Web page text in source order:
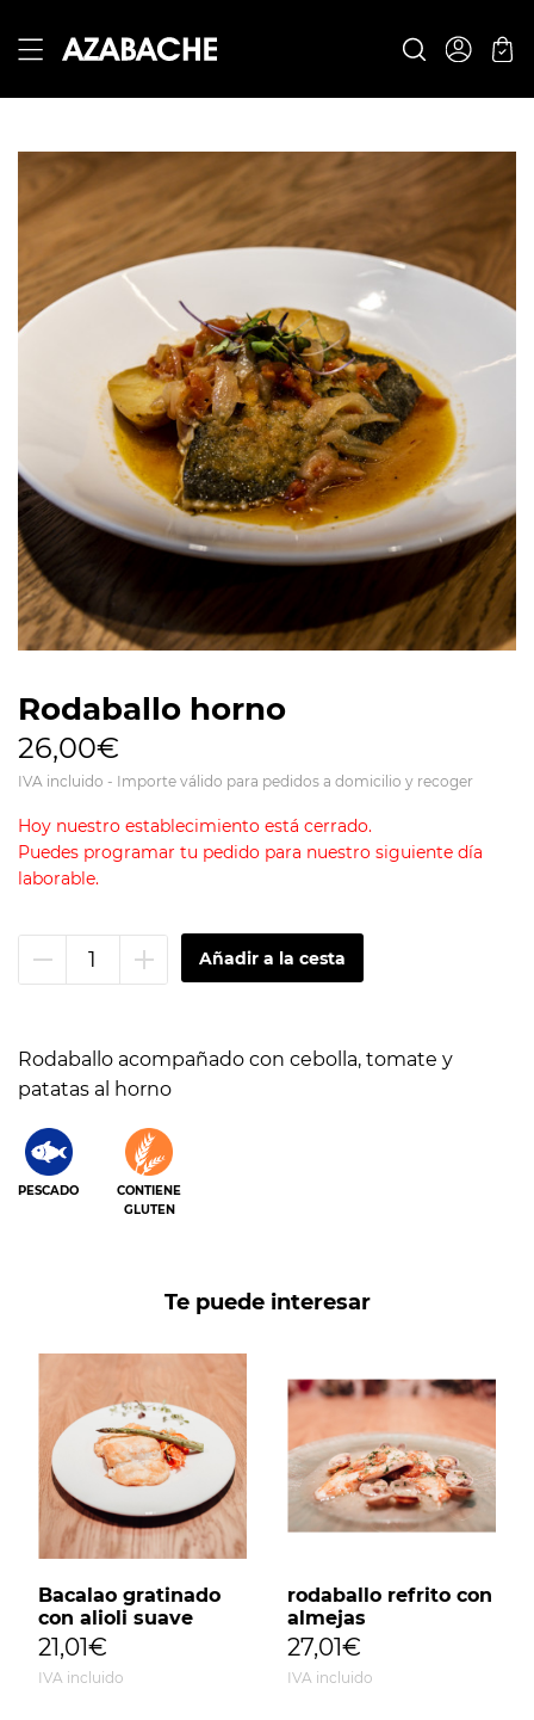
Rodaballo horno
26,00€
IVA incluido - Importe válido para pedidos a domicilio y recoger
Hoy nuestro establecimiento está cerrado.
Puedes programar tu pedido para nuestro siguiente día
laborable.
Rodaballo acompañado con cebolla, tomate y
patatas al horno
PESCADO
CONTIENE
GLUTEN
Te puede interesar
Bacalao gratinado
con alioli suave
21,01€
IVA incluido
rodaballo refrito con
almejas
27,01€
IVA incluido